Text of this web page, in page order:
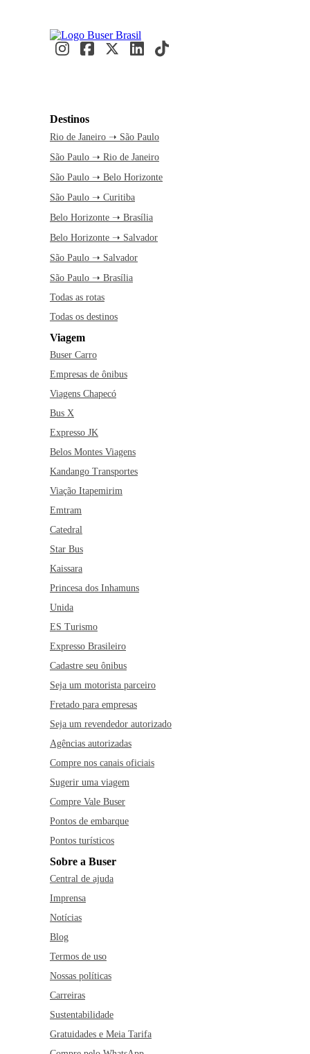
Destinos
Rio de Janeiro ➝ São Paulo
São Paulo ➝ Rio de Janeiro
São Paulo ➝ Belo Horizonte
São Paulo ➝ Curitiba
Belo Horizonte ➝ Brasília
Belo Horizonte ➝ Salvador
São Paulo ➝ Salvador
São Paulo ➝ Brasília
Todas as rotas
Todas os destinos
Viagem
Buser Carro
Empresas de ônibus
Viagens Chapecó
Bus X
Expresso JK
Belos Montes Viagens
Kandango Transportes
Viação Itapemirim
Emtram
Catedral
Star Bus
Kaissara
Princesa dos Inhamuns
Unida
ES Turismo
Expresso Brasileiro
Cadastre seu ônibus
Seja um motorista parceiro
Fretado para empresas
Seja um revendedor autorizado
Agências autorizadas
Compre nos canais oficiais
Sugerir uma viagem
Compre Vale Buser
Pontos de embarque
Pontos turísticos
Sobre a Buser
Central de ajuda
Imprensa
Notícias
Blog
Termos de uso
Nossas políticas
Carreiras
Sustentabilidade
Gratuidades e Meia Tarifa